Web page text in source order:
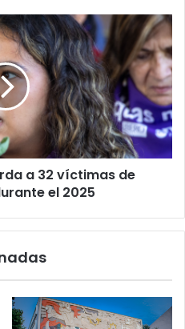
a 32 víctimas de
el 2025